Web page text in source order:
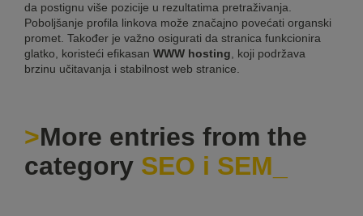
da postignu više pozicije u rezultatima pretraživanja.
Poboljšanje profila linkova može značajno povećati organski
promet. Također je važno osigurati da stranica funkcionira
glatko, koristeći efikasan WWW hosting, koji podržava
brzinu učitavanja i stabilnost web stranice.
More entries from the
category SEO i SEM